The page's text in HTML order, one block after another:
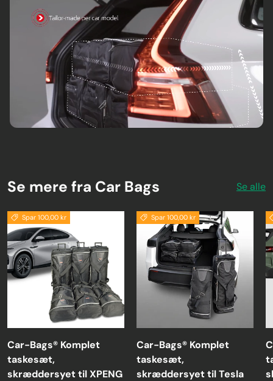
Se mere fra Car Bags Se alle
Spar 100,00 kr
Car-Bags® Komplet
taskesæt,
skræddersyet til XPENG
Spar 100,00 kr
Car-Bags® Komplet
taskesæt,
skræddersyet til Tesla